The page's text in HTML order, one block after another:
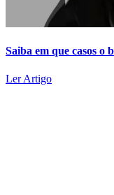
Saiba em que casos o
Ler Artigo